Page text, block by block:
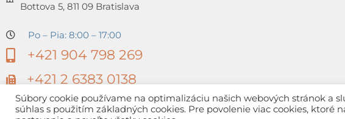
Bottova 5, 811 09 Bratislava
Po – Pia: 8:00 – 17:00
+421 904 798 269
+421 2 6383 0138
Súbory cookie používame na optimalizáciu našich webových stránok a
súhlas s použitím základných cookies. Pre povolenie viac cookies,